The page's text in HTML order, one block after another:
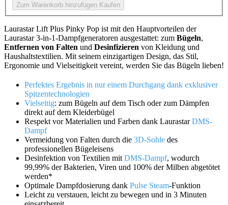
Zum Warenkorb hinzufügen Kaufen
Laurastar Lift Plus Pinky Pop ist mit den Hauptvorteilen der
Laurastar 3-in-1-Dampfgeneratoren ausgestattet: zum Bügeln,
Entfernen von Falten und Desinfizieren von Kleidung und
Haushaltstextilien. Mit seinem einzigartigen Design, das Stil,
Ergonomie und Vielseitigkeit vereint, werden Sie das Bügeln lieben!
Perfektes Ergebnis in nur einem Durchgang dank exklusiver
Spitzentechnologien
Vielseitig: zum Bügeln auf dem Tisch oder zum Dämpfen
direkt auf dem Kleiderbügel
Respekt vor Materialien und Farben dank LaurastarDMS-
Dampf
Vermeidung von Falten durch die 3D-Sohle des
professionellen Bügeleisens
Desinfektion von Textilien mit DMS-Dampf, wodurch
99,99% der Bakterien, Viren und 100% der Milben abgetötet
werden*
Optimale Dampfdosierung dank Pulse Steam-Funktion
Leicht zu verstauen, leicht zu bewegen und in 3 Minuten